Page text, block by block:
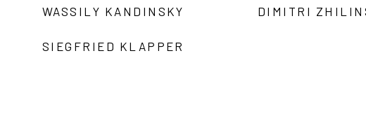
WASSILY KANDINSKY
SIEGFRIED KLAPPER
DIMITRI